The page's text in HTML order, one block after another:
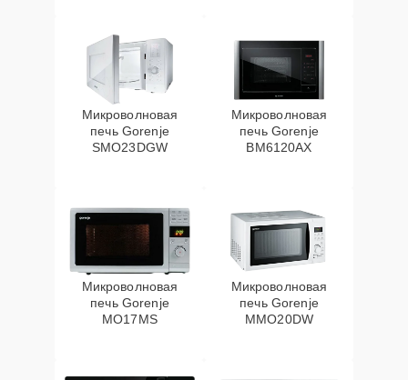
Микроволновая
печь Gorenje
SMO23DGW
Микроволновая
печь Gorenje
BM6120AX
Микроволновая
печь Gorenje
MO17MS
Микроволновая
печь Gorenje
MMO20DW